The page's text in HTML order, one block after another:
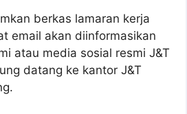
berkas lamaran kerja
email akan diinformasikan
atau media sosial resmi J&T
datang ke kantor J&T